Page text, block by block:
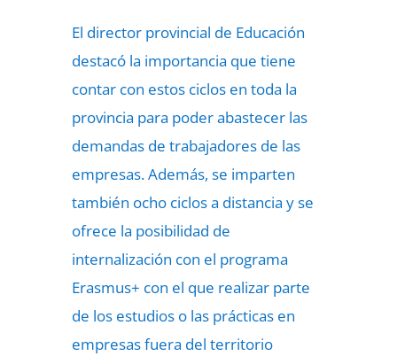
El director provincial de Educación
destacó la importancia que tiene
contar con estos ciclos en toda la
provincia para poder abastecer las
demandas de trabajadores de las
empresas. Además, se imparten
también ocho ciclos a distancia y se
ofrece la posibilidad de
internalización con el programa
Erasmus+ con el que realizar parte
de los estudios o las prácticas en
empresas fuera del territorio